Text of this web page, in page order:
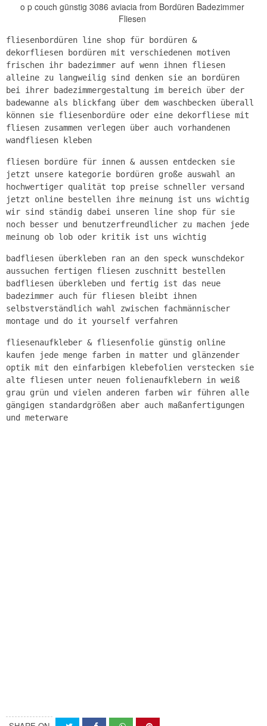
o p couch günstig 3086 aviacia from Bordüren Badezimmer
Fliesen
fliesenbordüren line shop für bordüren &
dekorfliesen bordüren mit verschiedenen motiven
frischen ihr badezimmer auf wenn ihnen fliesen
alleine zu langweilig sind denken sie an bordüren
bei ihrer badezimmergestaltung im bereich über der
badewanne als blickfang über dem waschbecken überall
können sie fliesenbordüre oder eine dekorfliese mit
fliesen zusammen verlegen über auch vorhandenen
wandfliesen kleben
fliesen bordüre für innen & aussen entdecken sie
jetzt unsere kategorie bordüren große auswahl an
hochwertiger qualität top preise schneller versand
jetzt online bestellen ihre meinung ist uns wichtig
wir sind ständig dabei unseren line shop für sie
noch besser und benutzerfreundlicher zu machen jede
meinung ob lob oder kritik ist uns wichtig
badfliesen überkleben ran an den speck wunschdekor
aussuchen fertigen fliesen zuschnitt bestellen
badfliesen überkleben und fertig ist das neue
badezimmer auch für fliesen bleibt ihnen
selbstverständlich wahl zwischen fachmännischer
montage und do it yourself verfahren
fliesenaufkleber & fliesenfolie günstig online
kaufen jede menge farben in matter und glänzender
optik mit den einfarbigen klebefolien verstecken sie
alte fliesen unter neuen folienaufklebern in weiß
grau grün und vielen anderen farben wir führen alle
gängigen standardgrößen aber auch maßanfertigungen
und meterware